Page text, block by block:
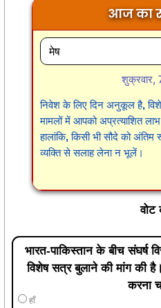
आज का
शुक्रवार,
निवेश के लिए दिन अनुकूल है,
मामलों में आपको अप्रत्याशित
हालांकि, किसी भी सौदे को
व्यक्ति से सलाह लेना न भूलें।
वोट
भारत-पाकिस्तान के बीच संघर्ष
विशेष सत्र बुलाने की मांग की
करना
हाँ